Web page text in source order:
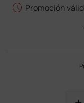
schedule Promoción